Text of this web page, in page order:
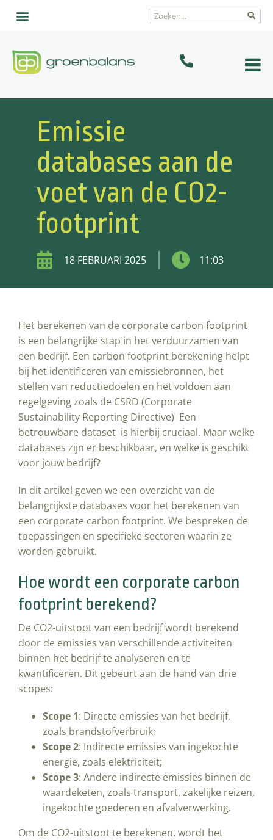
Emissie
databases aan de
voet van de CO2-
footprint
18 FEBRUARI 2025 11:03
Het berekenen van de corporate carbon footprint
is een belangrijke stap in het verduurzamen van
een bedrijf. Een carbon footprint berekening helpt
bij het identificeren van emissiebronnen, het
stellen van reductiedoelen en het voldoen aan
regelgeving zoals de CSRD (Corporate
Sustainability Reporting Directive) Een
betrouwbare dataset is hierbij cruciaal. Maar welke
databases zijn er beschikbaar, en welke is geschikt
voor jouw bedrijf?
In dit artikel geven we een overzicht van de
belangrijkste databases voor het berekenen van
een corporate carbon footprint. We bespreken de
toepassingen en specifieke sectoren waarin ze
worden gebruikt.
Hoe wordt een corporate carbon
footprint berekend?
De CO2-uitstoot van een bedrijf wordt berekend
door de emissies van verschillende activiteiten
binnen het bedrijf te analyseren en te
kwantificeren. Dit gebeurt aan de hand van drie
scopes:
Scope 1: Directe emissies van het bedrijf,
zoals brandstofverbruik;
Scope 2: Indirecte emissies van ingekochte
energie, zoals elektriciteit;
Scope 3: Andere indirecte emissies binnen de
waardeketen, zoals transport, zakelijke reizen,
ingekochte goederen en afvalverwerking.
Om de CO2-uitstoot te berekenen, wordt het